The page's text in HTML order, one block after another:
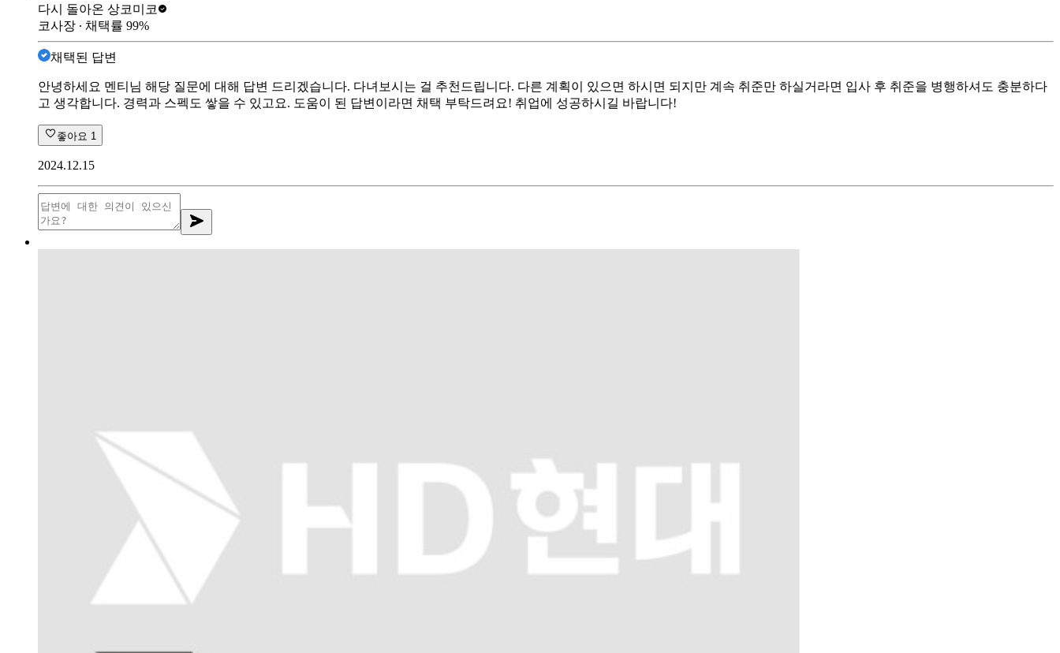
다시 돌아온 상코미코
코사장 ∙ 채택률 99%
채택된 답변
안녕하세요 멘티님 해당 질문에 대해 답변 드리겠습니다. 다녀보시는 걸 추천드립니다. 다른 계획이 있으면 하시면 되지만 계속 취준만 하실거라면 입사 후 취준을 병행하셔도 충분하다
고 생각합니다. 경력과 스펙도 쌓을 수 있고요. 도움이 된 답변이라면 채택 부탁드려요! 취업에 성공하시길 바랍니다!
좋아요 1
2024.12.15